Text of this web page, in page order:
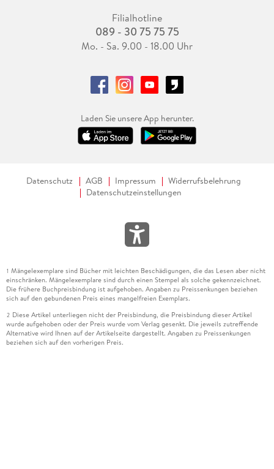
Filialhotline
089 - 30 75 75 75
Mo. - Sa. 9.00 - 18.00 Uhr
Laden Sie unsere App herunter.
Datenschutz AGB Impressum
Widerrufsbelehrung
Datenschutzeinstellungen
1 Mängelexemplare sind Bücher mit leichten Beschädigungen, die das Lesen aber nicht
einschränken. Mängelexemplare sind durch einen Stempel als solche gekennzeichnet.
Die frühere Buchpreisbindung ist aufgehoben. Angaben zu Preissenkungen beziehen
sich auf den gebundenen Preis eines mangelfreien Exemplars.
2 Diese Artikel unterliegen nicht der Preisbindung, die Preisbindung dieser Artikel
wurde aufgehoben oder der Preis wurde vom Verlag gesenkt. Die jeweils zutreffende
Alternative wird Ihnen auf der Artikelseite dargestellt. Angaben zu Preissenkungen
beziehen sich auf den vorherigen Preis.